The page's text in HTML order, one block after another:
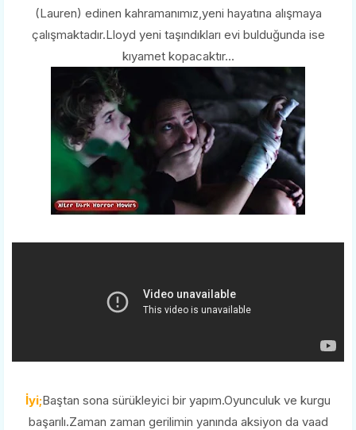
(Lauren) edinen kahramanımız,yeni hayatına alışmaya
çalışmaktadır.Lloyd yeni taşındıkları evi bulduğunda ise
kıyamet kopacaktır...
İyi;Baştan sona sürükleyici bir yapım.Oyunculuk ve kurgu
başarılı.Zaman zaman gerilimin yanında aksiyon da vaad